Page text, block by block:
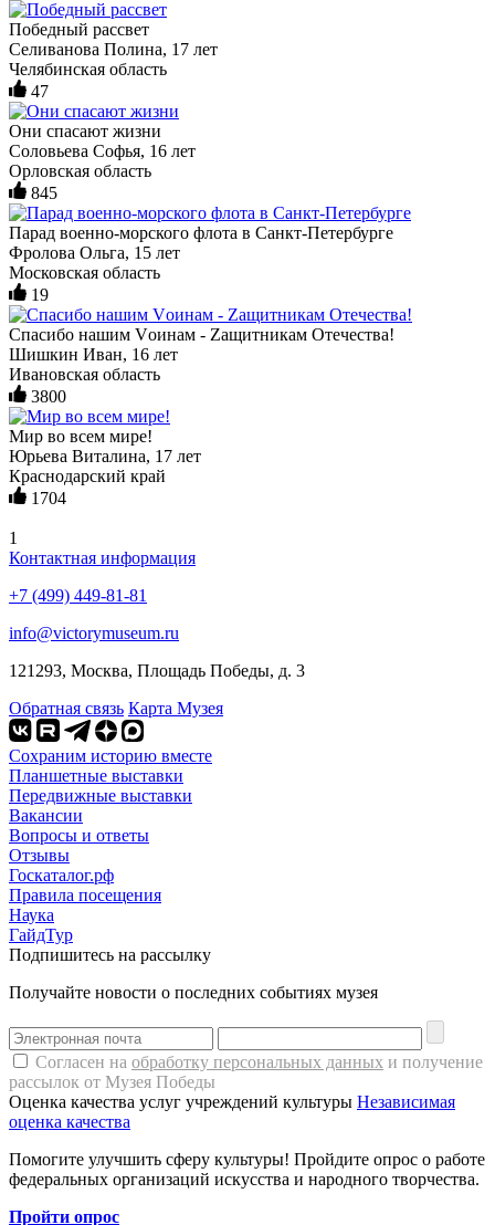
Победный рассвет
Селиванова Полина, 17 лет
Челябинская область
47
Они спасают жизни
Соловьева Софья, 16 лет
Орловская область
845
Парад военно-морского флота в Санкт-Петербурге
Фролова Ольга, 15 лет
Московская область
19
Спасибо нашим Vоинам - Zащитникам Отечества!
Шишкин Иван, 16 лет
Ивановская область
3800
Мир во всем мире!
Юрьева Виталина, 17 лет
Краснодарский край
1704
1
Контактная информация
+7 (499) 449-81-81
info@victorymuseum.ru
121293, Москва, Площадь Победы, д. 3
Обратная связь Карта Музея
Сохраним историю вместе
Планшетные выставки
Передвижные выставки
Вакансии
Вопросы и ответы
Отзывы
Госкаталог.рф
Правила посещения
Наука
ГайдТур
Подпишитесь на рассылку
Получайте новости о последних событиях музея
Согласен на обработку персональных данных и получение
рассылок от Музея Победы
Оценка качества услуг учреждений культуры Независимая
оценка качества
Помогите улучшить сферу культуры! Пройдите опрос о работе
федеральных организаций искусства и народного творчества.
Пройти опрос